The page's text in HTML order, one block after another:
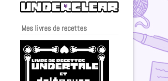
Mes livres de recettes